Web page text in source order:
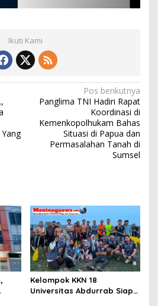
Ikuti Kami
Pos berikutnya
Panglima TNI Hadiri Rapat
Koordinasi di
Kemenkopolhukam Bahas
Situasi di Papua dan
Permasalahan Tanah di
Sumsel
Kelompok KKN 18
Universitas Abdurrab Siap